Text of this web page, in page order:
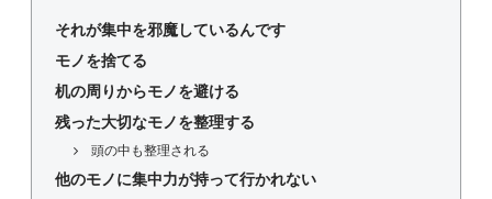
それが集中を邪魔しているんです
モノを捨てる
机の周りからモノを避ける
残った大切なモノを整理する
頭の中も整理される
他のモノに集中力が持って行かれない